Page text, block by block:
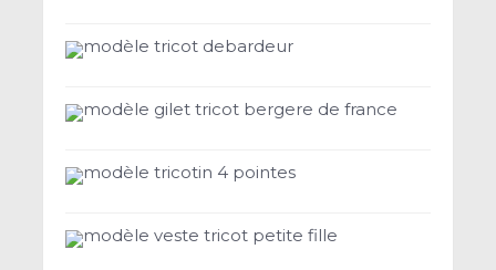
modèle tricot debardeur
modèle gilet tricot bergere de france
modèle tricotin 4 pointes
modèle veste tricot petite fille